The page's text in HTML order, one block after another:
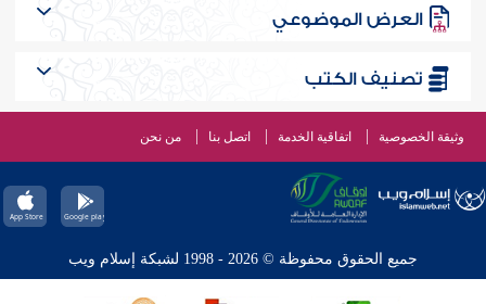
العرض الموضوعي
تصنيف الكتب
وثيقة الخصوصية اتفاقية الخدمة اتصل بنا من نحن
جميع الحقوق محفوظة © 2026 - 1998 لشبكة إسلام ويب